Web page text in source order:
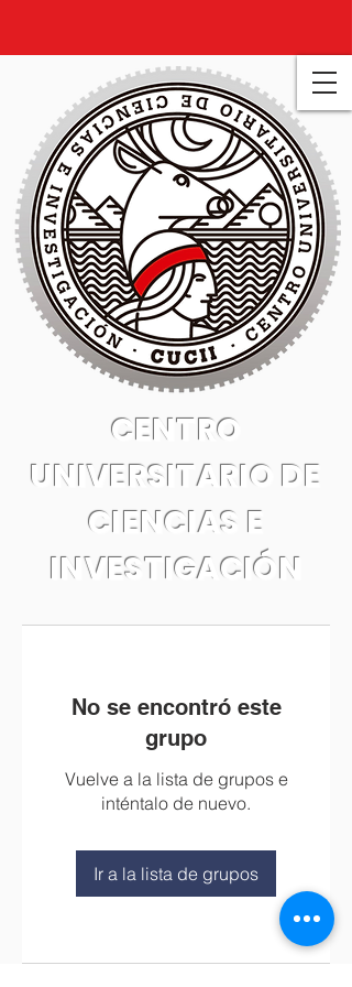
CENTRO
UNIVERSITARIO DE
CIENCIAS E
INVESTIGACIÓN
No se encontró este
grupo
Vuelve a la lista de grupos e
inténtalo de nuevo.
Ir a la lista de grupos